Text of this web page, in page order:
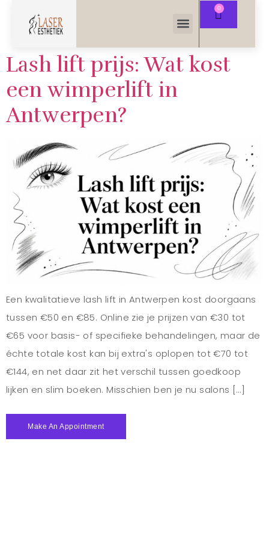
Lash lift prijs: Wat kost
een wimperlift in
Antwerpen?
Een kwalitatieve lash lift in Antwerpen kost doorgaans
tussen €50 en €85. Online zie je prijzen van €30 tot
€65 voor basis- of specifieke behandelingen, maar de
échte totale kost kan bij extra's oplopen tot €70 tot
€144, en net daar zit het verschil tussen goedkoop
lijken en slim boeken. Misschien ben je nu salons […]
Make An Appointment